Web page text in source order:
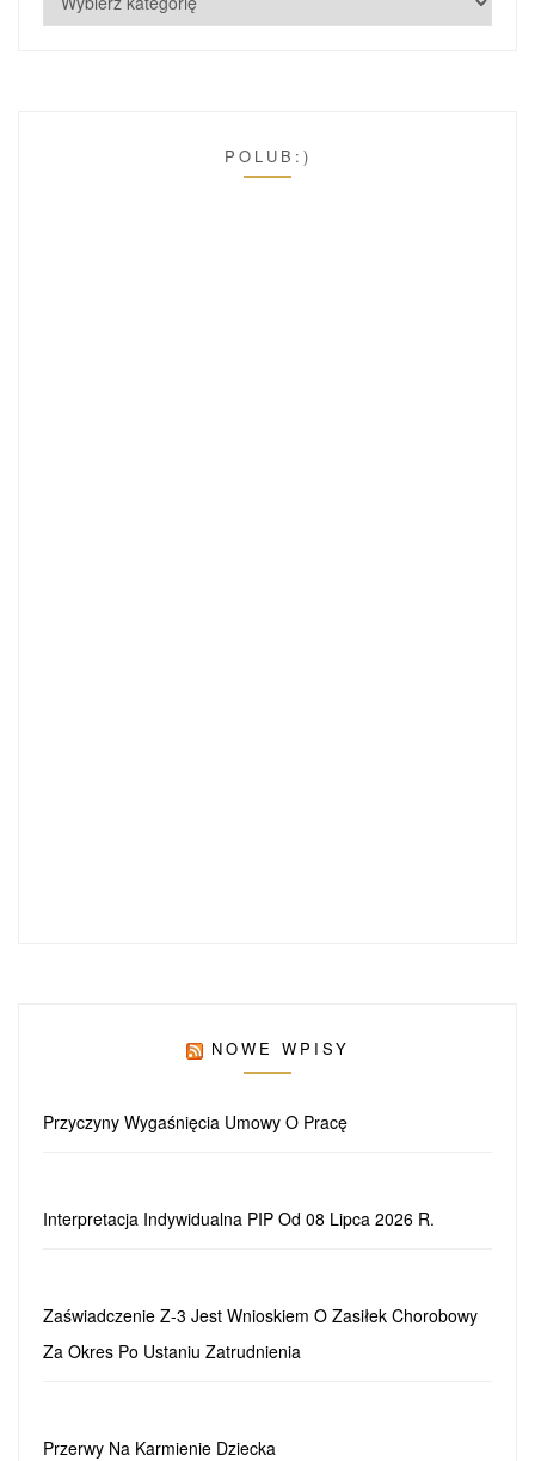
POLUB:)
NOWE WPISY
Przyczyny Wygaśnięcia Umowy O Pracę
Interpretacja Indywidualna PIP Od 08 Lipca 2026 R.
Zaświadczenie Z-3 Jest Wnioskiem O Zasiłek Chorobowy
Za Okres Po Ustaniu Zatrudnienia
Przerwy Na Karmienie Dziecka